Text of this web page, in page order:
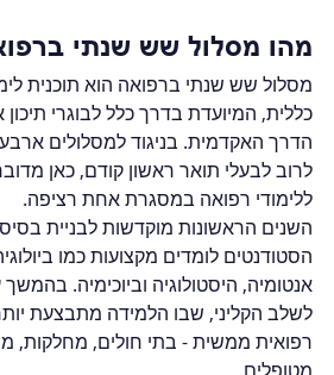
מהו מסלול שש שנתי
מסלול שש שנתי ברפואה הוא תוכנית
כללית, המיועדת בדרך כלל לבוגרי
הדרך האקדמית. בניגוד למסלולים
לרוב לבעלי תואר ראשון קודם, כאן
ללימודי רפואה במסגרת אחת רציפה.
השנים הראשונות מוקדשות לבניית
הסטודנטים לומדים מקצועות כמו
אנטומיה, היסטולוגיה וביוכימיה.
לשלב הקליני, שבו הלמידה מתבצעת
רפואית ממשית - בתי חולים, מחלקות,